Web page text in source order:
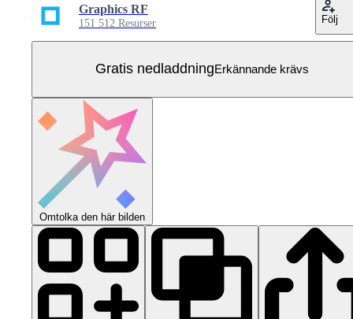
Graphics RF
151 512 Resurser Följ
Gratis nedladdningErkännande krävs
Omtolka den här bilden